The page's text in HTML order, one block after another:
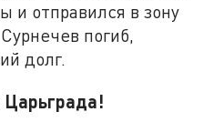
и отправился в зону
погиб,
долг.